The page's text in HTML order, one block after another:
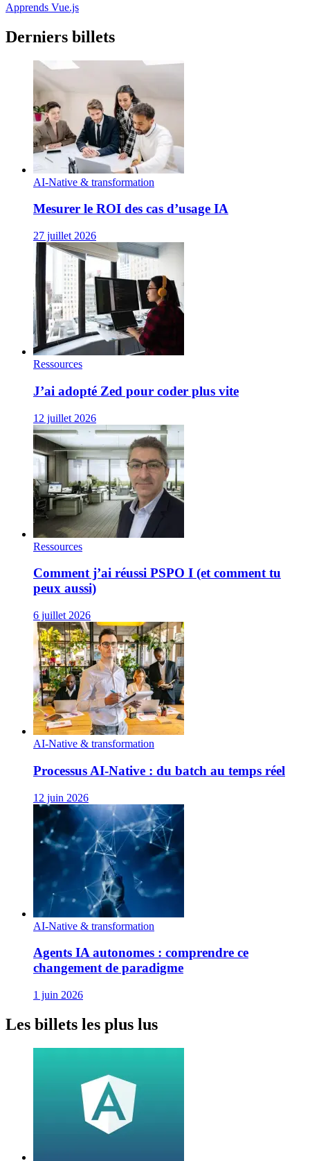
Apprends Vue.js
Derniers billets
AI-Native & transformation
Mesurer le ROI des cas d’usage IA
27 juillet 2026
Ressources
J’ai adopté Zed pour coder plus vite
12 juillet 2026
Ressources
Comment j’ai réussi PSPO I (et comment tu
peux aussi)
6 juillet 2026
AI-Native & transformation
Processus AI‑Native : du batch au temps réel
12 juin 2026
AI-Native & transformation
Agents IA autonomes : comprendre ce
changement de paradigme
1 juin 2026
Les billets les plus lus